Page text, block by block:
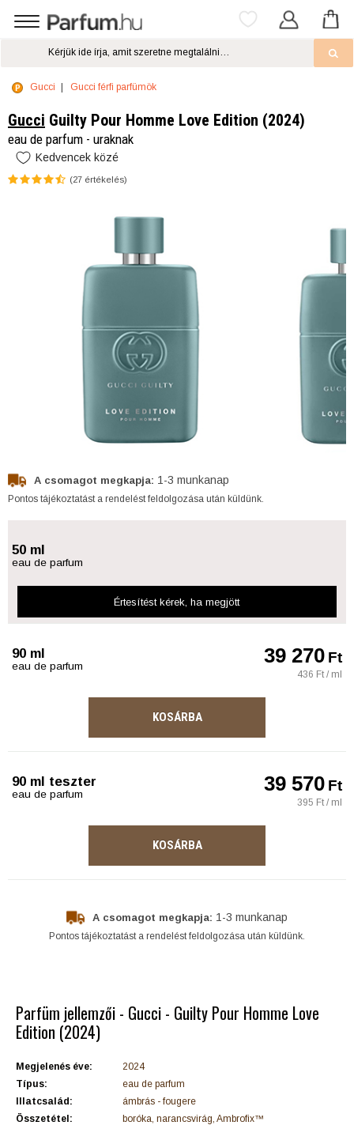
Gucci Gucci férfi parfümök
Gucci Guilty Pour Homme Love Edition (2024)
eau de parfum - uraknak
Kedvencek közé
(27 értékelés)
A csomagot megkapja: 1-3 munkanap
Pontos tájékoztatást a rendelést feldolgozása után küldünk.
50 ml
eau de parfum
Értesítést kérek , ha megjött
90 ml
eau de parfum 39 270Ft
436 Ft / ml
KOSÁRBA
90 ml teszter
eau de parfum 39 570Ft
395 Ft / ml
KOSÁRBA
A csomagot megkapja: 1-3 munkanap
Pontos tájékoztatást a rendelést feldolgozása után küldünk.
Parfüm jellemzői - Gucci - Guilty Pour Homme Love
Edition (2024)
Megjelenés éve:
2024
Típus:
eau de parfum
Illatcsalád:
ámbrás - fougere
Összetétel:
boróka, narancsvirág, Ambrofix™